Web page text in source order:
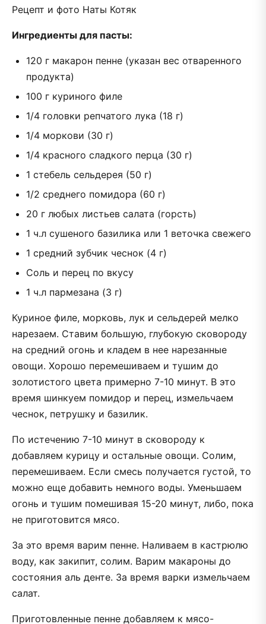
Рецепт и фото Наты Котяк
Ингредиенты для пасты:
120 г макарон пенне (указан вес отваренного
продукта)
100 г куриного филе
1/4 головки репчатого лука (18 г)
1/4 моркови (30 г)
1/4 красного сладкого перца (30 г)
1 стебель сельдерея (50 г)
1/2 среднего помидора (60 г)
20 г любых листьев салата (горсть)
1 ч.л сушеного базилика или 1 веточка свежего
1 средний зубчик чеснок (4 г)
Соль и перец по вкусу
1 ч.л пармезана (3 г)
Куриное филе, морковь, лук и сельдерей мелко
нарезаем. Ставим большую, глубокую сковороду
на средний огонь и кладем в нее нарезанные
овощи. Хорошо перемешиваем и тушим до
золотистого цвета примерно 7-10 минут. В это
время шинкуем помидор и перец, измельчаем
чеснок, петрушку и базилик.
По истечению 7-10 минут в сковороду к
добавляем курицу и остальные овощи. Солим,
перемешиваем. Если смесь получается густой, то
можно еще добавить немного воды. Уменьшаем
огонь и тушим помешивая 15-20 минут, либо, пока
не приготовится мясо.
За это время варим пенне. Наливаем в кастрюлю
воду, как закипит, солим. Варим макароны до
состояния аль денте. За время варки измельчаем
салат.
Приготовленные пенне добавляем к мясо-